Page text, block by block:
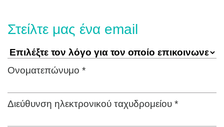
Στείλτε μας ένα email
Ονοματεπώνυμο *
Διεύθυνση ηλεκτρονικού ταχυδρομείου *